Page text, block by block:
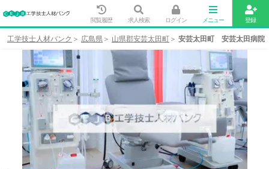
閲覧履歴 求人検索 ログイン メニュー 登録
工学技士人材バンク 広島県 山県郡安芸太田町 安芸太田町 安芸太田病院